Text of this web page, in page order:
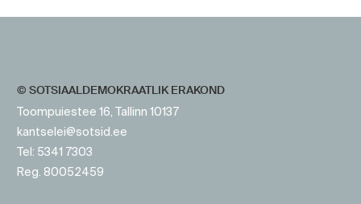
© SOTSIAALDEMOKRAATLIK ERAKOND
Toompuiestee 16, Tallinn 10137
kantselei@sotsid.ee
Tel: 5341 7303
Reg. 80052459